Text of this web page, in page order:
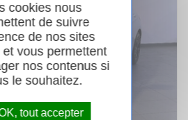
cookies nous
de suivre
de nos sites
et vous permettent
nos contenus si
le souhaitez.
tout accepter